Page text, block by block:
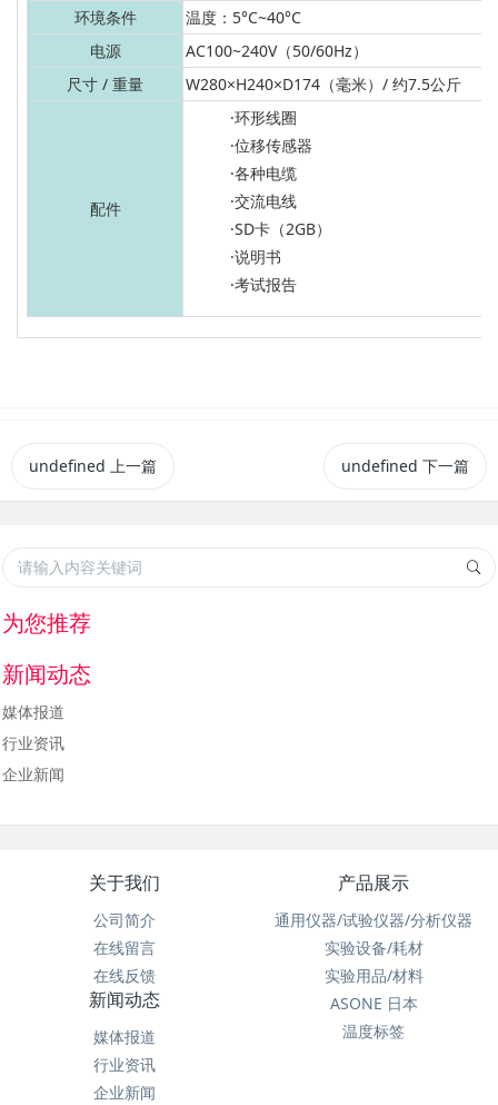
环境条件
温度：5°C~40°C
电源
AC100~240V（50/60Hz）
尺寸 / 重量
W280×H240×D174（毫米）/ 约7.5公斤
配件
·环形线圈
·位移传感器
·各种电缆
·交流电线
·SD卡（2GB）
·说明书
·考试报告
undefined 上一篇 undefined 下一篇
为您推荐
新闻动态
媒体报道
行业资讯
企业新闻
关于我们
公司简介
在线留言
在线反馈
产品展示
通用仪器/试验仪器/分析仪器
实验设备/耗材
实验用品/材料
ASONE 日本
温度标签
新闻动态
媒体报道
行业资讯
企业新闻